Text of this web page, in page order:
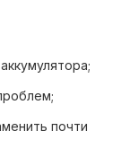
почти